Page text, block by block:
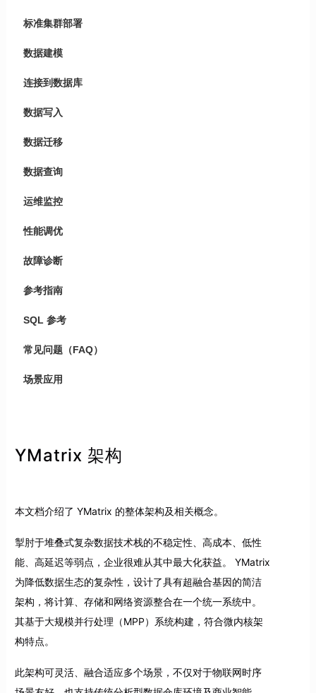
标准集群部署
数据建模
连接到数据库
数据写入
数据迁移
数据查询
运维监控
性能调优
故障诊断
参考指南
SQL 参考
常见问题（FAQ）
场景应用
YMatrix 架构
本文档介绍了 YMatrix 的整体架构及相关概念。
掣肘于堆叠式复杂数据技术栈的不稳定性、高成本、低性
能、高延迟等弱点，企业很难从其中最大化获益。 YMatrix
为降低数据生态的复杂性，设计了具有超融合基因的简洁
架构，将计算、存储和网络资源整合在一个统一系统中。
其基于大规模并行处理（MPP）系统构建，符合微内核架
构特点。
此架构可灵活、融合适应多个场景，不仅对于物联网时序